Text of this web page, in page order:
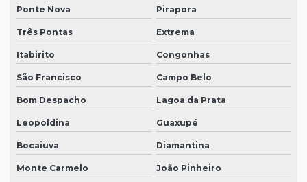
Ponte Nova Pirapora
Três Pontas Extrema
Itabirito Congonhas
São Francisco Campo Belo
Bom Despacho Lagoa da Prata
Leopoldina Guaxupé
Bocaiuva Diamantina
Monte Carmelo João Pinheiro